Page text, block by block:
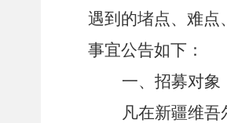
遇到的堵点、难点
事宜公告如下：
一、 招募对象
凡在新疆维吾